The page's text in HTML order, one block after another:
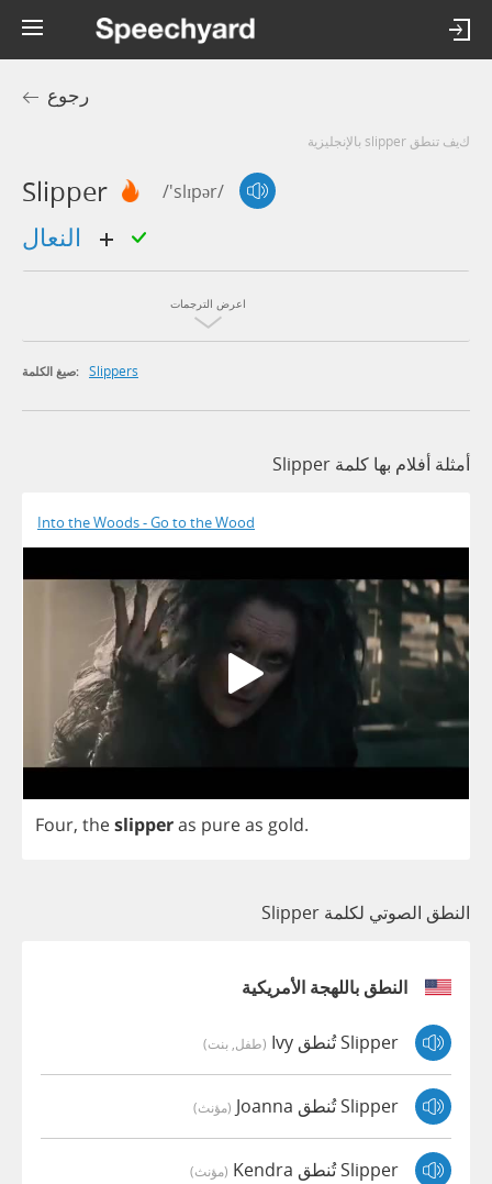
رجوع
كيف تنطق slipper بالإنجليزية
Slipper /'slɪpər/
اعرض الترجمات
صيغ الكلمة: Slippers
أمثلة أفلام بها كلمة Slipper
Into the Woods - Go to the Wood
Four, theslipperas pureas gold.
النطق الصوتي لكلمة Slipper
النطق باللهجة الأمريكية
Slipper تُنطق Ivy (طفل, بنت)
Slipper تُنطق Joanna (مؤنث)
Slipper تُنطق Kendra (مؤنث)